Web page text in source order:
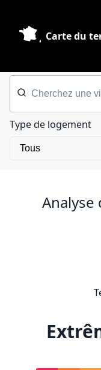
Carte du
Type de logement
Analyse